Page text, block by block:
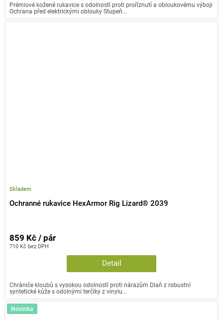
Prémiové kožené rukavice s odolností proti proříznutí a obloukovému výboji
Ochrana před elektrickými oblouky Stupeň...
Ochranné rukavice HexArmor Rig Lizard® 2039
Skladem
710 Kč bez DPH
859 Kč / pár
Detail
Chrániče kloubů s vysokou odolností proti nárazům Dlaň z robustní
syntetické kůže s odolnými terčíky z vinylu...
Novinka